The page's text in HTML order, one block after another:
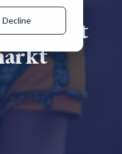
Decline
moet